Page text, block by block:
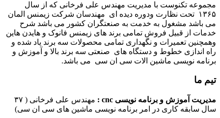
مجموعه تکنوست با مدیریت مهندس علی فرخانی که از سال
۱۳۶۵ تحت نظارت ودوره دیده ای مهندسان شرکت زیمنس المان
می باشد مشغول به خدمت به صنعتگران کشور می باشد شرح
خدمات از قبیل فروش تمامی برند های زیمنس فانوک و هایدن هاین
وهمچنین تعمیرات و نگهداری تمامی محصولات سه برند یاد شده و
راه اندازی خطوط و دستگاه های صنعتی سه برند بالا و آموزش و
برنامه نویسی ماشین الات سی ان سی می باشد.
تیم ما
مدیریت آموزش و برنامه نویسی cnc :
مهندس علی فرخانی ( ۳۷
سال سابقه کاری در امر برنامه نویسی ماشین های سی ان سی)